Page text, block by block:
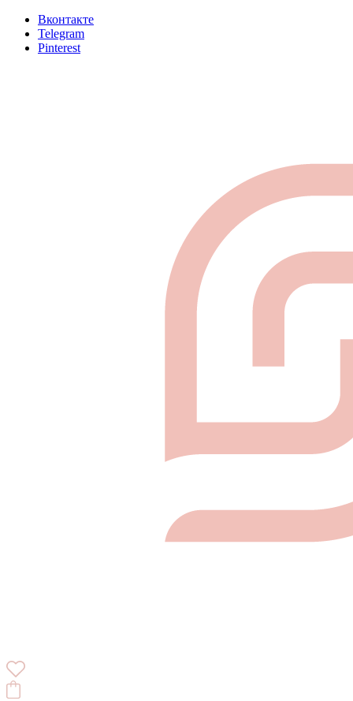
Вконтакте
Telegram
Pinterest